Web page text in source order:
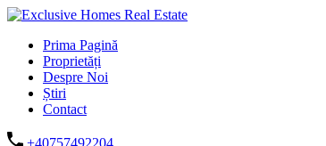
Prima Pagină
Proprietăți
Despre Noi
Știri
Contact
+40757492204